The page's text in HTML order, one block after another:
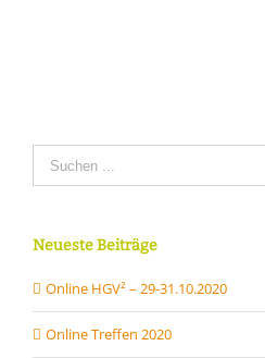
nach:
Neueste Beiträge
Online HGV² – 29-31.10.2020
Online Treffen 2020